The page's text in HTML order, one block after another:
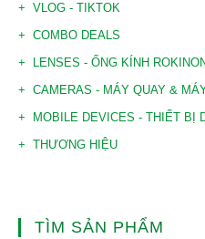
VLOG - TIKTOK
COMBO DEALS
LENSES - ỐNG KÍNH
CAMERAS - MÁY QUAY &
MOBILE DEVICES - THIẾT BỊ
THƯƠNG HIỆU
TÌM SẢN PHẨM